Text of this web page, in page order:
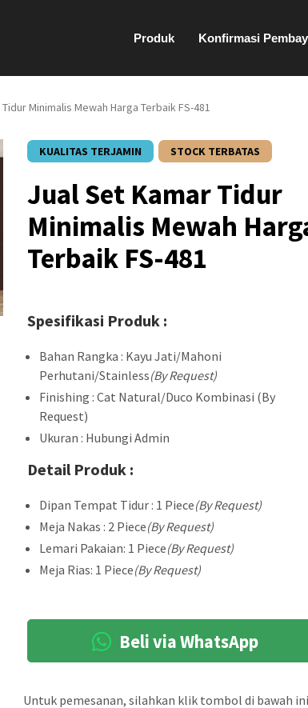
Produk Konfirmasi
Minimalis Mewah Harga Terbaik FS-481
KUALITAS TERJAMIN STOCK TERBATAS
Jual Set Kamar Tidur
Minimalis Mewah
Terbaik FS-481
Spesifikasi Produk :
Bahan Rangka : Kayu Jati/Mahoni
Perhutani/Stainless(By Request)
Finishing : Cat Natural/Duco Kombinasi (By
Request)
Ukuran : Hubungi Admin
Detail Produk :
Dipan Tempat Tidur : 1 Piece(By Request)
Meja Nakas : 2 Piece(By Request)
Lemari Pakaian: 1 Piece(By Request)
Meja Rias: 1 Piece(By Request)
Beli via WhatsApp
Untuk pemesanan, silahkan klik tombol di bawah